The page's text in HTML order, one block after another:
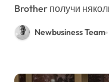
Brother получи
Newbusiness Team